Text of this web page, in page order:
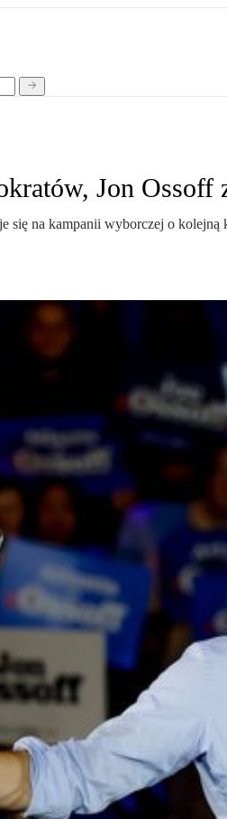
Jon
się na kampanii wyborczej o